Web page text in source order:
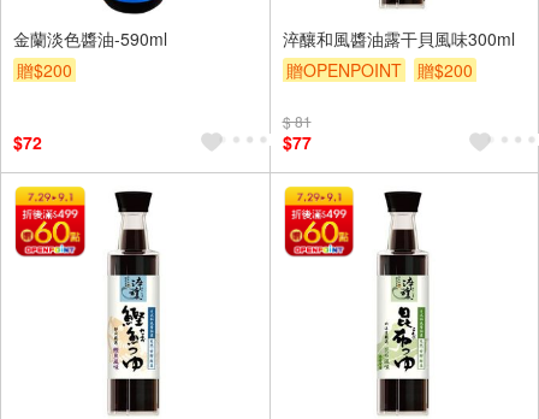
金蘭淡色醬油-590ml
贈$200
$72
淬釀和風醬油露干貝風味300ml
贈OPENPOINT
贈$200
$ 81
$77